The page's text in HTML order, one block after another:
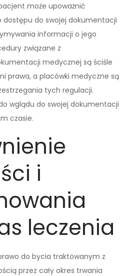
może upoważnić
dostępu do swojej dokumentacji
informacji o jego
związane z
medycznej są ściśle
prawa, a placówki medyczne są
tych regulacji.
wglądu do swojej dokumentacji
czasie.
i
leczenia
do bycia traktowanym z
przez cały okres trwania